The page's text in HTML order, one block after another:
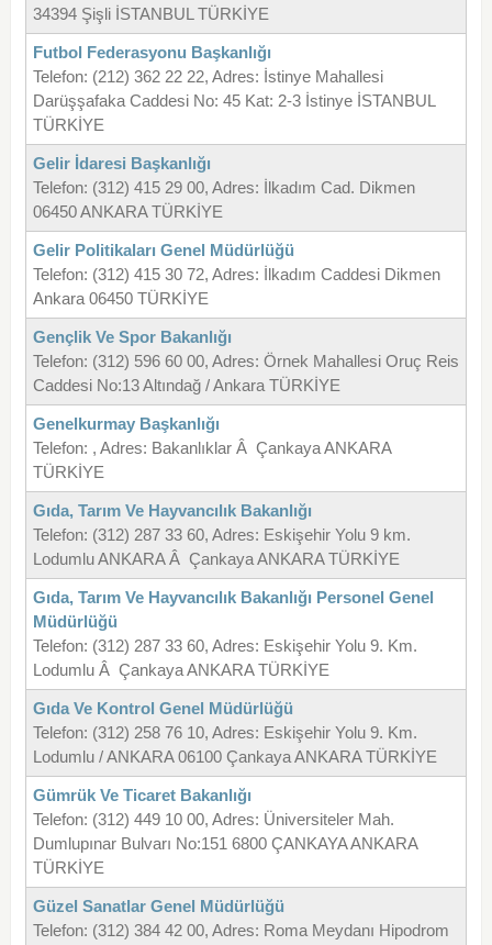
34394 Şişli İSTANBUL TÜRKİYE
Futbol Federasyonu Başkanlığı
Telefon: (212) 362 22 22, Adres: İstinye Mahallesi
Darüşşafaka Caddesi No: 45 Kat: 2-3 İstinye İSTANBUL
TÜRKİYE
Gelir İdaresi Başkanlığı
Telefon: (312) 415 29 00, Adres: İlkadım Cad. Dikmen
06450 ANKARA TÜRKİYE
Gelir Politikaları Genel Müdürlüğü
Telefon: (312) 415 30 72, Adres: İlkadım Caddesi Dikmen
Ankara 06450 TÜRKİYE
Gençlik Ve Spor Bakanlığı
Telefon: (312) 596 60 00, Adres: Örnek Mahallesi Oruç Reis
Caddesi No:13 Altındağ / Ankara TÜRKİYE
Genelkurmay Başkanlığı
Telefon: , Adres: Bakanlıklar Â Çankaya ANKARA
TÜRKİYE
Gıda, Tarım Ve Hayvancılık Bakanlığı
Telefon: (312) 287 33 60, Adres: Eskişehir Yolu 9 km.
Lodumlu ANKARA Â Çankaya ANKARA TÜRKİYE
Gıda, Tarım Ve Hayvancılık Bakanlığı Personel Genel
Müdürlüğü
Telefon: (312) 287 33 60, Adres: Eskişehir Yolu 9. Km.
Lodumlu Â Çankaya ANKARA TÜRKİYE
Gıda Ve Kontrol Genel Müdürlüğü
Telefon: (312) 258 76 10, Adres: Eskişehir Yolu 9. Km.
Lodumlu / ANKARA 06100 Çankaya ANKARA TÜRKİYE
Gümrük Ve Ticaret Bakanlığı
Telefon: (312) 449 10 00, Adres: Üniversiteler Mah.
Dumlupınar Bulvarı No:151 6800 ÇANKAYA ANKARA
TÜRKİYE
Güzel Sanatlar Genel Müdürlüğü
Telefon: (312) 384 42 00, Adres: Roma Meydanı Hipodrom